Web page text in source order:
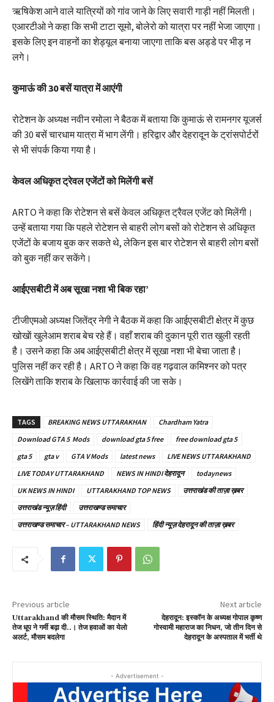
ऋषिकेश आने वाले यात्रियों को गांव जाने के लिए सवारी गाड़ी नहीं मिलती।
एआरटीओ ने कहा कि सभी टाटा सूमो, बोलेरो को यात्रा पर नहीं भेजा जाएगा।
इसके लिए इन वाहनों का शेड्यूल बनाया जाएगा ताकि बस अड्डे पर भीड़ न
लगे।
कुमाऊं की 30 बसें यात्रा में आएंगी
रोटेशन के अध्यक्ष नवीन रमोला ने बैठक में बताया कि कुमाऊं से रामनगर यूजर्स
की 30 बसें चारधाम यात्रा में भाग लेंगी। हरिद्वार और देहरादून के ट्रांसपोर्टरों
से भी संपर्क किया गया है।
केवल अधिकृत ट्रेवल एजेंटों को मिलेंगी बसें
ARTO ने कहा कि रोटेशन से बसें केवल अधिकृत ट्रैवल एजेंट को मिलेंगी।
उन्हें बताया गया कि पहले रोटेशन से बाहरी लोग बसों को रोटेशन से अधिकृत
एजेंटों के बजाय बुक कर सकते थे, लेकिन इस बार रोटेशन से बाहरी लोग बसों
को बुक नहीं कर सकेंगे।
आईएसबीटी में अब सूखा नशा भी बिक रहा’
टीजीएमओ अध्यक्ष जितेंद्र नेगी ने बैठक में कहा कि आईएसबीटी क्षेत्र में कुछ
खोखाें खुलेआम शराब बेच रहे हैं। वहाँ शराब की दुकान पूरी रात खुली रहती
है। उसने कहा कि अब आईएसबीटी क्षेत्र में सूखा नशा भी बेचा जाता है।
पुलिस नहीं कर रही है। ARTO ने कहा कि वह गढ़वाल कमिश्नर को पत्र
लिखेंगे ताकि शराब के खिलाफ कार्रवाई की जा सके।
TAGS BREAKING NEWS UTTARAKHAN
Chardham Yatra
Download GTA 5 Mods
download gta 5 free
free download gta 5
gta 5
gta v GTA V Mods latest news
LIVE NEWS UTTARAKHAND
LIVE TODAY UTTARAKHAND
NEWS IN HINDI देहरादून
todaynews
UK NEWS IN HINDI
UTTARAKHAND TOP NEWS
उत्तराखंड की ताज़ा ख़बर
उत्तराखंड न्यूज़ हिंदी
उत्तराखण्ड समाचार
उत्तराखण्ड समाचार – UTTARAKHAND NEWS
हिंदी न्यूज़ देहरादून की ताज़ा ख़बर
Previous article
Uttarakhand की मौसम स्थिति: मैदान में
तेज धूप ने गर्मी बढ़ा दी..। तेज हवाओं का येलो
अलर्ट, मौसम बदलेगा
Next article
देहरादून: इस्कॉन के अध्यक्ष गोपाल कृष्ण
गोस्वामी महाराज का निधन, जो तीन दिन से
देहरादून के अस्पताल में भर्ती थे
- Advertisement -